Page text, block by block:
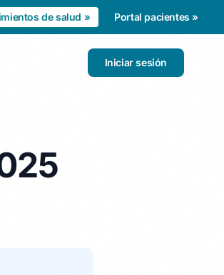
de salud » Portal pacientes »
Iniciar sesión